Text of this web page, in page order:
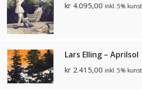
kr 4.095,00 inkl. 5%
Lars Elling – Aprilsol
kr 2.415,00 inkl. 5%